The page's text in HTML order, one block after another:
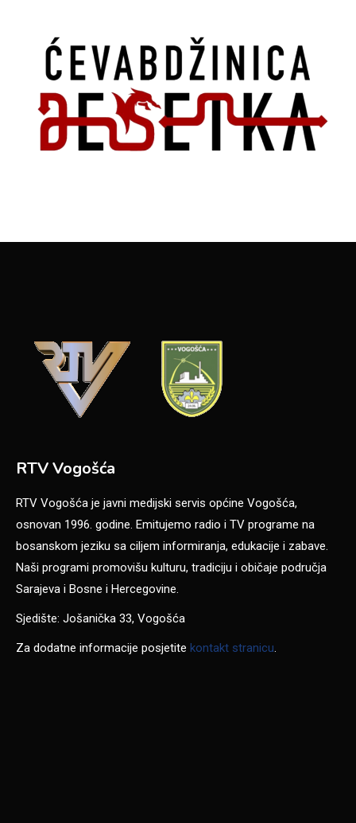
RTV Vogošća
RTV Vogošća je javni medijski servis općine Vogošća,
osnovan 1996. godine. Emitujemo radio i TV programe na
bosanskom jeziku sa ciljem informiranja, edukacije i zabave.
Naši programi promovišu kulturu, tradiciju i običaje područja
Sarajeva i Bosne i Hercegovine.
Sjedište: Jošanička 33, Vogošća
Za dodatne informacije posjetite kontakt stranicu.